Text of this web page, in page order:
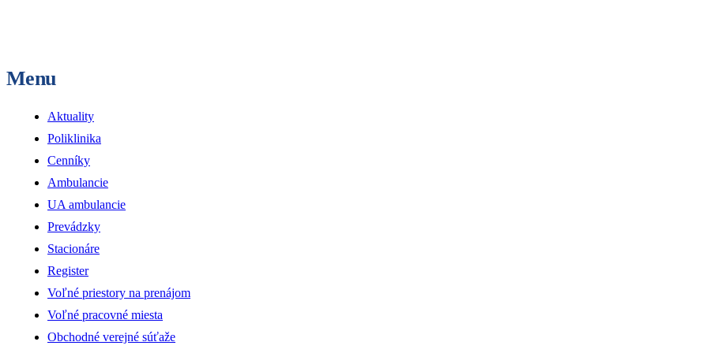
Menu
Aktuality
Poliklinika
Cenníky
Ambulancie
UA ambulancie
Prevádzky
Stacionáre
Register
Voľné priestory na prenájom
Voľné pracovné miesta
Obchodné verejné súťaže